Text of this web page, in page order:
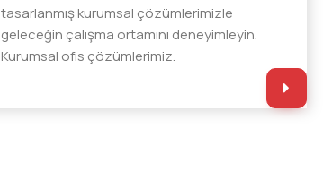
tasarlanmış kurumsal çözümlerimizle
geleceğin çalışma ortamını deneyimleyin.
Kurumsal ofis çözümlerimiz.